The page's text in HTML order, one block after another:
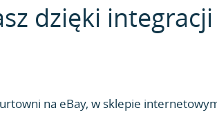
dzięki
na eBay, w sklepie